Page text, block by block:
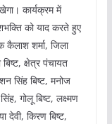
कार्यक्रम में
को याद करते हुए
कैलाश शर्मा, जिला
क्षेत्र पंचायत
सिंह बिष्ट, मनोज
गोलू बिष्ट, लक्ष्मण
देवी, किरण बिष्ट,